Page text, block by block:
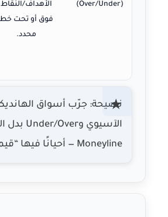
(Over/Under)
الأهداف/النقاط
فوق أو تحت خط
محدد.
نصيحة: جرّب أسواق
الآسيوي وUnder/Over بدل
Moneyline — أحيانًا فيها “قيمة” أعلى.